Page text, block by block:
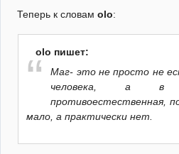
Теперь к словам olo:
olo пишет:
Маг- это не просто не
человека, а в
противоестественная,
мало, а практически нет.